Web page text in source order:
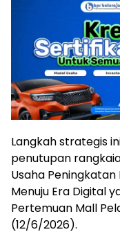
Langkah strategis
penutupan
Usaha
Menuju Era Digital
Pertemuan Mall
(12/6/2026).